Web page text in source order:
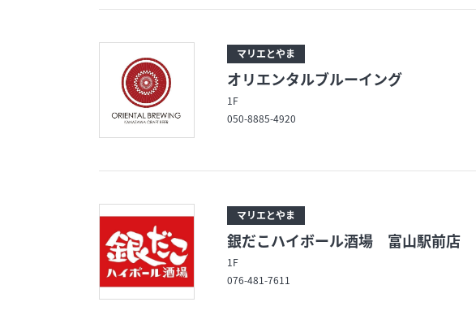
マリエとやま
オリエンタルブルーイング
1F
050-8885-4920
マリエとやま
銀だこハイボール酒場 富山駅前店
1F
076-481-7611